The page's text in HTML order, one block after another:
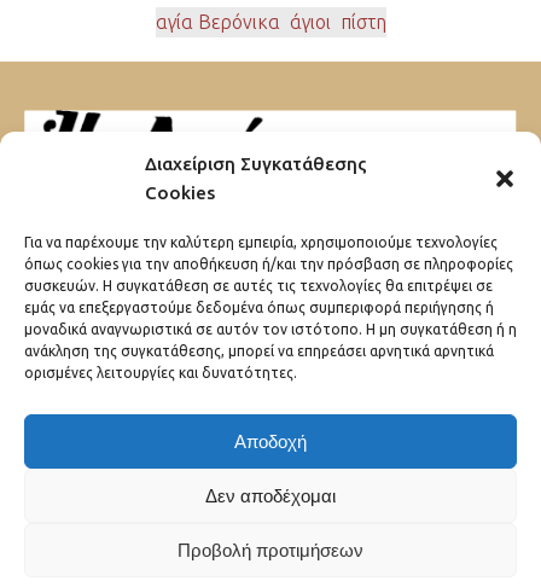
Διαχείριση Συγκατάθεσης
Cookies
Για να παρέχουμε την καλύτερη εμπειρία, χρησιμοποιούμε τεχνολογίες
όπως cookies για την αποθήκευση ή/και την πρόσβαση σε πληροφορίες
συσκευών. Η συγκατάθεση σε αυτές τις τεχνολογίες θα επιτρέψει σε
εμάς να επεξεργαστούμε δεδομένα όπως συμπεριφορά περιήγησης ή
μοναδικά αναγνωριστικά σε αυτόν τον ιστότοπο. Η μη συγκατάθεση ή η
ανάκληση της συγκατάθεσης, μπορεί να επηρεάσει αρνητικά αρνητικά
ορισμένες λειτουργίες και δυνατότητες.
Αποδοχή
Δεν αποδέχομαι
Προβολή προτιμήσεων
αγία Βερόνικα άγιοι πίστη
10680 Αθήνα
ΠΟΙΟΙ ΕΙΜΑΣΤΕ
ΟΡΟΙ ΧΡΗΣΗΣ